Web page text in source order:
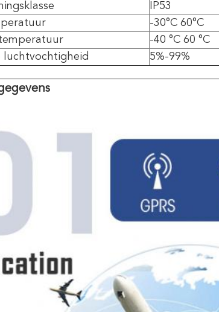
IP53
-30°C 60°C
-40 °C 60 °C
luchtvochtigheid
5%-99%